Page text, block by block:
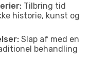
Tilbring tid
historie, kunst og
Slap af med en
behandling